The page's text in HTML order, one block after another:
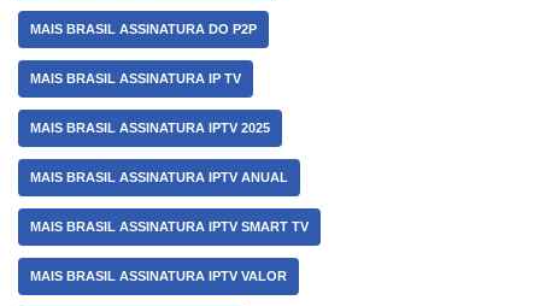
MAIS BRASIL ASSINATURA DO P2P
MAIS BRASIL ASSINATURA IP TV
MAIS BRASIL ASSINATURA IPTV 2025
MAIS BRASIL ASSINATURA IPTV ANUAL
MAIS BRASIL ASSINATURA IPTV SMART TV
MAIS BRASIL ASSINATURA IPTV VALOR